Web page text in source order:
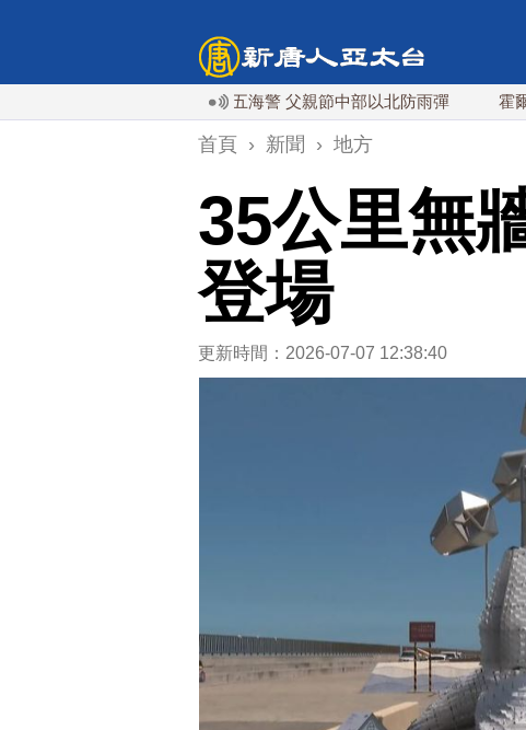
白海豚颱風最快週五海警 父親節中部以北防雨彈 霍爾木茲重
首頁 › 新聞 › 地方
35公里無
登場
更新時間：2026-07-07 12:38:40